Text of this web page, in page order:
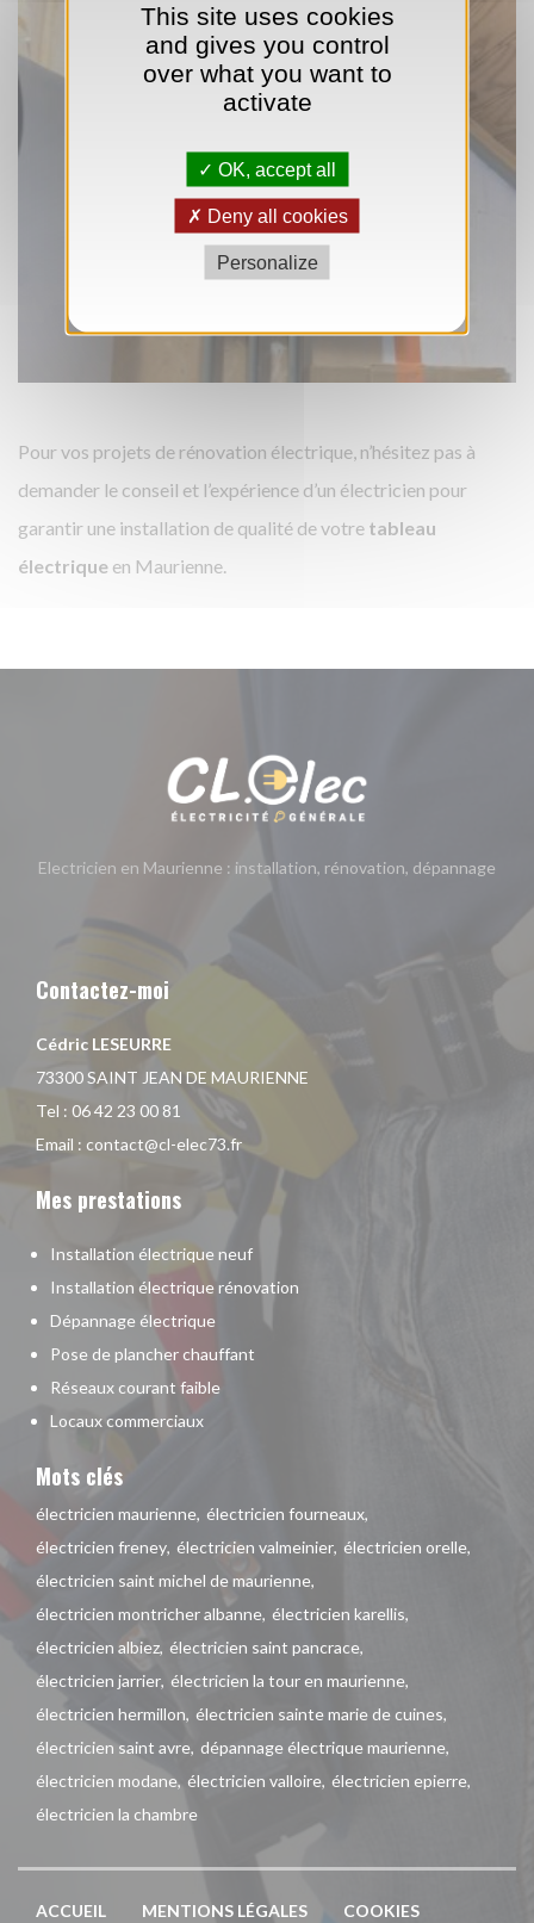
Pour vos projets de rénovation électrique, n’hésitez pas à
demander le conseil et l’expérience d’un électricien pour
garantir une installation de qualité de votre tableau
électrique en Maurienne.
Electricien en Maurienne : installation, rénovation, dépannage
Contactez-moi
Cédric LESEURRE
73300 SAINT JEAN DE MAURIENNE
Tel : 06 42 23 00 81
Email : contact@cl-elec73.fr
Mes prestations
Installation électrique neuf
Installation électrique rénovation
Dépannage électrique
Pose de plancher chauffant
Réseaux courant faible
Locaux commerciaux
Mots clés
électricien maurienne électricien fourneaux
électricien freney électricien valmeinier électricien orelle
électricien saint michel de maurienne
électricien montricher albanne électricien karellis
électricien albiez électricien saint pancrace
électricien jarrier électricien la tour en maurienne
électricien hermillon électricien sainte marie de cuines
électricien saint avre dépannage électrique maurienne
électricien modane électricien valloire électricien epierre
électricien la chambre
ACCUEIL MENTIONS LÉGALES COOKIES
This site uses cookies
and gives you control
over what you want to
activate
OK, accept all
Deny all cookies
Personalize